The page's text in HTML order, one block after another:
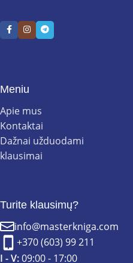
Meniu
Apie mus
Kontaktai
Dažnai užduodami
klausimai
Turite klausimų?
info@masterkniga.com
+370 (603) 99 211
I - V:09:00 - 17:00